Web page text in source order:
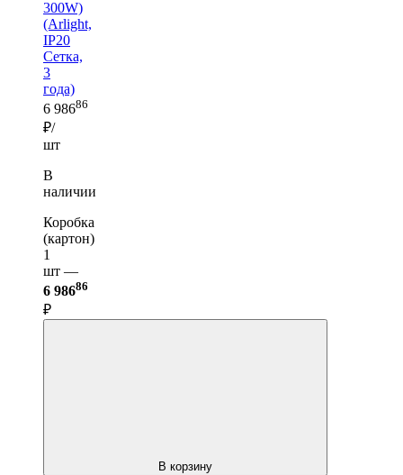
300W)
(Arlight,
IP20
Сетка,
3
года)
6 98686
₽/
шт
В
наличии
Коробка
(картон)
1
шт —
6 98686
₽
В корзину